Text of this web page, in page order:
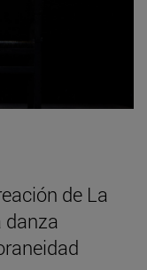
de La
danza